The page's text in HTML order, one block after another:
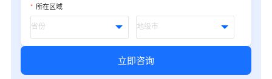
* 所在区域
立即咨询